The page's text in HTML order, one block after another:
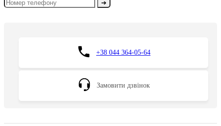
➔
+38 044 364-05-64
Замовити дзвінок